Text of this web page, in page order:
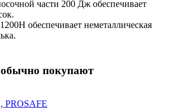
части 200 Дж обеспечивает
обеспечивает неметаллическая
покупают